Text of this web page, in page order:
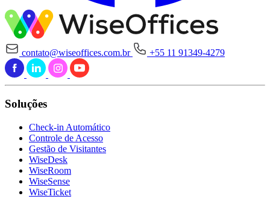
contato@wiseoffices.com.br +55 11 91349-4279
Soluções
Check-in Automático
Controle de Acesso
Gestão de Visitantes
WiseDesk
WiseRoom
WiseSense
WiseTicket